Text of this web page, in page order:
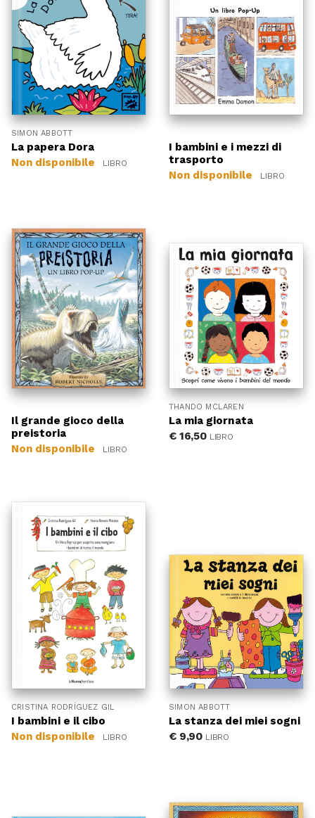
SIMON ABBOTT
La papera Dora
Non disponibile
LIBRO
I bambini e i mezzi di
trasporto
Non disponibile
LIBRO
Il grande gioco della
preistoria
Non disponibile
LIBRO
THANDO MCLAREN
La mia giornata
€16,50 LIBRO
CRISTINA RODRÍGUEZ GIL
I bambini e il cibo
Non disponibile
LIBRO
SIMON ABBOTT
La stanza dei miei sogni
€9,90 LIBRO